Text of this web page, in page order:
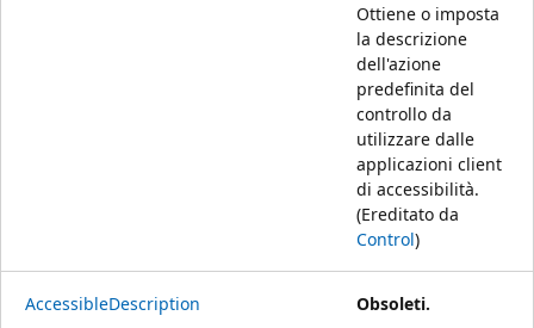
Ottiene o imposta
la descrizione
dell'azione
predefinita del
controllo da
utilizzare dalle
applicazioni client
di accessibilità.
(Ereditato da
Control)
AccessibleDescription
Obsoleti.